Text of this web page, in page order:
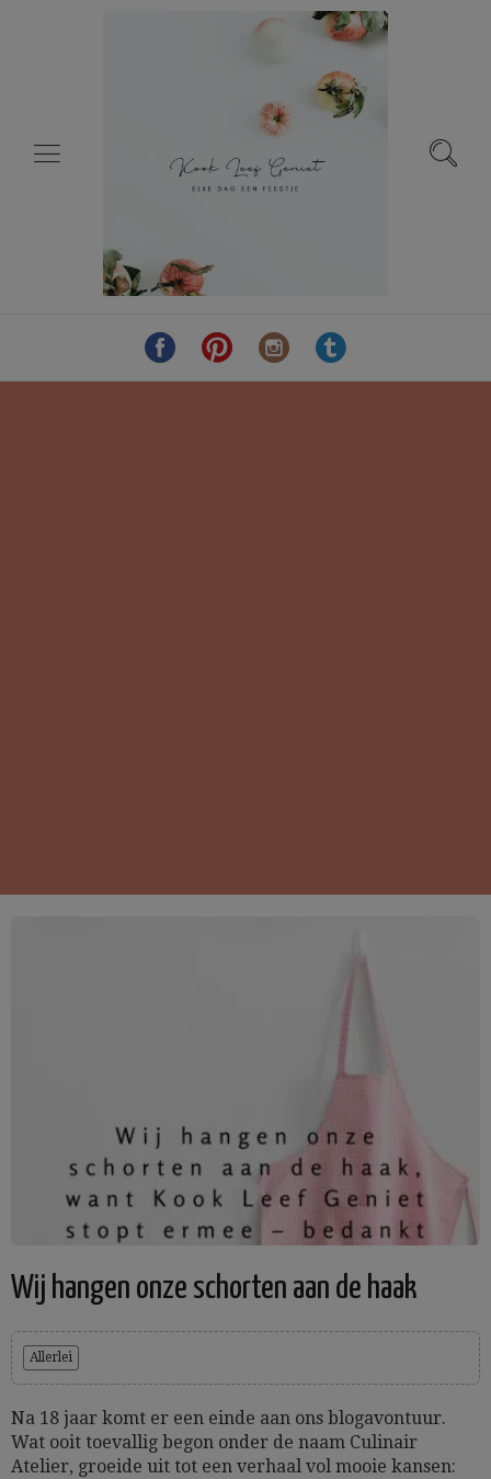
Wij hangen onze schorten aan de haak
Allerlei
Na 18 jaar komt er een einde aan ons blogavontuur.
Wat ooit toevallig begon onder de naam Culinair
Atelier, groeide uit tot een verhaal vol mooie kansen: